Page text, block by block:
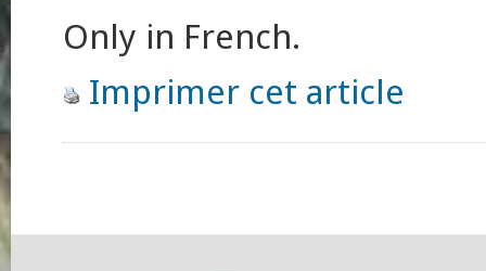
Only in French.
Imprimer cet article